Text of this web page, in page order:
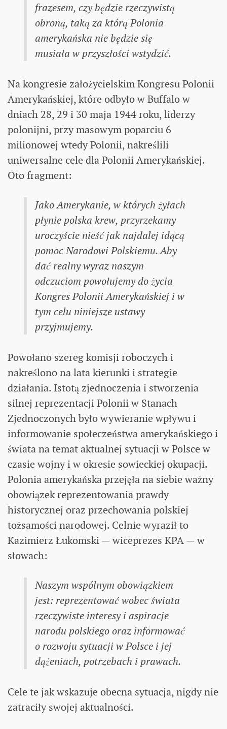
frazesem, czy będzie rzeczywistą
obroną, taką za którą Polonia
amerykańska nie będzie się
musiała w przyszłości wstydzić.
Na kongresie założycielskim Kongresu Polonii
Amerykańskiej, które odbyło w Buffalo w
dniach 28, 29 i 30 maja 1944 roku, liderzy
polonijni, przy masowym poparciu 6
milionowej wtedy Polonii, nakreślili
uniwersalne cele dla Polonii Amerykańskiej.
Oto fragment:
Jako Amerykanie, w których żyłach
płynie polska krew, przyrzekamy
uroczyście nieść jak najdalej idącą
pomoc Narodowi Polskiemu. Aby
dać realny wyraz naszym
odczuciom powołujemy do życia
Kongres Polonii Amerykańskiej i w
tym celu niniejsze ustawy
przyjmujemy.
Powołano szereg komisji roboczych i
nakreślono na lata kierunki i strategie
działania. Istotą zjednoczenia i stworzenia
silnej reprezentacji Polonii w Stanach
Zjednoczonych było wywieranie wpływu i
informowanie społeczeństwa amerykańskiego i
świata na temat aktualnej sytuacji w Polsce w
czasie wojny i w okresie sowieckiej okupacji.
Polonia amerykańska przejęła na siebie ważny
obowiązek reprezentowania prawdy
historycznej oraz przechowania polskiej
tożsamości narodowej. Celnie wyraził to
Kazimierz Łukomski — wiceprezes KPA — w
słowach:
Naszym wspólnym obowiązkiem
jest: reprezentować wobec świata
rzeczywiste interesy i aspiracje
narodu polskiego oraz informować
o rozwoju sytuacji w Polsce i jej
dążeniach, potrzebach i prawach.
Cele te jak wskazuje obecna sytuacja, nigdy nie
zatraciły swojej aktualności.